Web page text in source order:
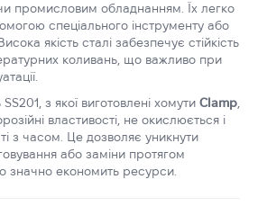
промисловим обладнанням. Їх легко
спеціального інструменту або
якість сталі забезпечує стійкість
коливань, що важливо при
з якої виготовлені хомути Clamp
властивості, не окислюється і
з часом. Це дозволяє уникнути
або заміни протягом
значно економить ресурси.